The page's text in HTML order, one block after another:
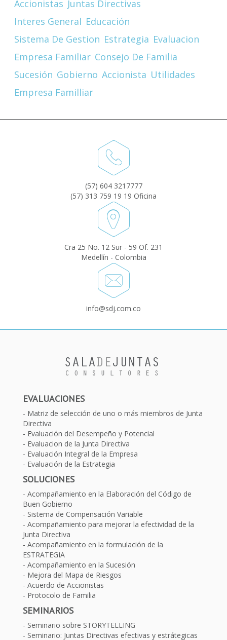
Accionistas Juntas Directivas
Interes General Educación
Sistema De Gestion Estrategia Evaluacion
Empresa Familiar Consejo De Familia
Sucesión Gobierno Accionista Utilidades
Empresa Familliar
(57) 604 3217777
(57) 313 759 19 19 Oficina
Cra 25 No. 12 Sur - 59 Of. 231
Medellín - Colombia
info@sdj.com.co
EVALUACIONES
Matriz de selección de uno o más miembros de Junta
Directiva
Evaluación del Desempeño y Potencial
Evaluacion de la Junta Directiva
Evaluación Integral de la Empresa
Evaluación de la Estrategia
SOLUCIONES
Acompañamiento en la Elaboración del Código de
Buen Gobierno
Sistema de Compensación Variable
Acompañamiento para mejorar la efectividad de la
Junta Directiva
Acompañamiento en la formulación de la
ESTRATEGIA
Acompañamiento en la Sucesión
Mejora del Mapa de Riesgos
Acuerdo de Accionistas
Protocolo de Familia
SEMINARIOS
Seminario sobre STORYTELLING
Seminario: Juntas Directivas efectivas y estrátegicas